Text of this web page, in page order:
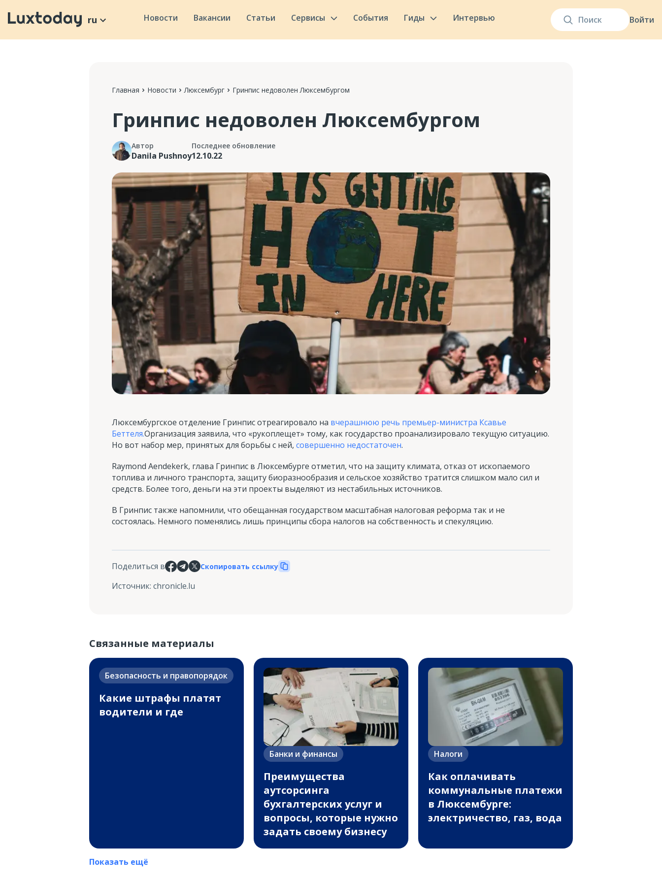
Войти
ru Новости Вакансии Статьи Сервисы События Гиды Интервью
Главная Новости Люксембург Гринпис недоволен Люксембургом
Гринпис недоволен Люксембургом
Автор
Danila Pushnoy
Последнее обновление
12.10.22
Люксембургское отделение Гринпис отреагировало на вчерашнюю речь премьер-министра Ксавье
Беттеля.Организация заявила, что «рукоплещет» тому, как государство проанализировало текущую ситуацию.
Но вот набор мер, принятых для борьбы с ней, совершенно недостаточен.
Raymond Aendekerk, глава Гринпис в Люксембурге отметил, что на защиту климата, отказ от ископаемого
топлива и личного транспорта, защиту биоразнообразия и сельское хозяйство тратится слишком мало сил и
средств. Более того, деньги на эти проекты выделяют из нестабильных источников.
В Гринпис также напомнили, что обещанная государством масштабная налоговая реформа так и не
состоялась. Немного поменялись лишь принципы сбора налогов на собственность и спекуляцию.
Поделиться в Скопировать ссылку
Источник: chronicle.lu
Связанные материалы
Безопасность и правопорядок
Какие штрафы платят
водители и где
Банки и финансы
Преимущества
аутсорсинга
бухгалтерских услуг и
вопросы, которые нужно
задать своему бизнесу
Налоги
Как оплачивать
коммунальные платежи
в Люксембурге:
электричество, газ, вода
Показать ещё